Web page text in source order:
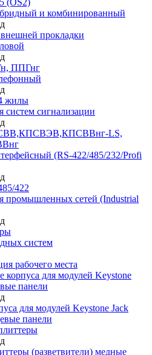
(OS2)
и комбинированный
прокладки
ППГнг
жилы
систем сигнализации
LS,
(RS-422/485/232/Profi
422
промышленных сетей (Industrial
систем
рабочего места
корпуса для модулей Keystone
панели
для модулей Keystone Jack
панели
(разветвители) медные